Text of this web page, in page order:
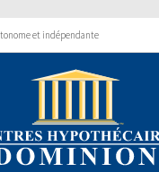
et indépendante